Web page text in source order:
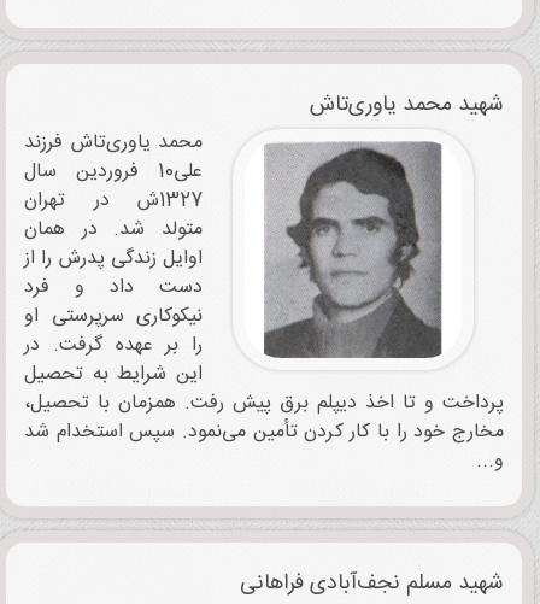
شهید محمد یاوری‌تاش
محمد یاوری‌تاش فرزند
علی10 فروردین سال
1327ش در تهران
متولد شد. در همان
اوایل زندگی پدرش را از
دست داد و فرد
نیکوکاری سرپرستی او
را بر عهده گرفت. در
این شرایط به تحصیل
پرداخت و تا اخذ دیپلم برق پیش رفت. همزمان با تحصیل،
مخارج خود را با کار کردن تأمین می‌نمود. سپس استخدام شد
و...
شهید مسلم نجف‌آبادی فراهانی